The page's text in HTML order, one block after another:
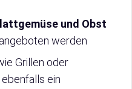
und Obst
werden
Grillen oder
ein